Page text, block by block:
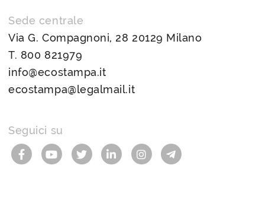
Sede centrale
Via G. Compagnoni, 28 20129 Milano
T. 800 821979
info@ecostampa.it
ecostampa@legalmail.it
Seguici su